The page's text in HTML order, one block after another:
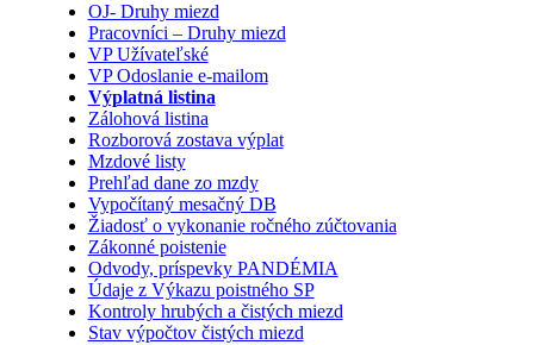
OJ- Druhy miezd
Pracovníci – Druhy miezd
VP Užívateľské
VP Odoslanie e-mailom
Výplatná listina
Zálohová listina
Rozborová zostava výplat
Mzdové listy
Prehľad dane zo mzdy
Vypočítaný mesačný DB
Žiadosť o vykonanie ročného zúčtovania
Zákonné poistenie
Odvody, príspevky PANDÉMIA
Údaje z Výkazu poistného SP
Kontroly hrubých a čistých miezd
Stav výpočtov čistých miezd